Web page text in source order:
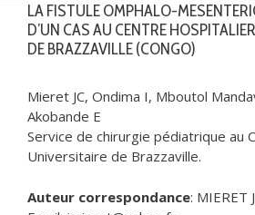
LA FISTULE OMPHALO-
D’UN CAS AU CENTRE
DE BRAZZAVILLE (CONGO)
Mieret JC, Ondima I, Mboutol
Akobande E
Service de chirurgie pédiatrique au
Universitaire de Brazzaville.
Auteur correspondance: MIERET